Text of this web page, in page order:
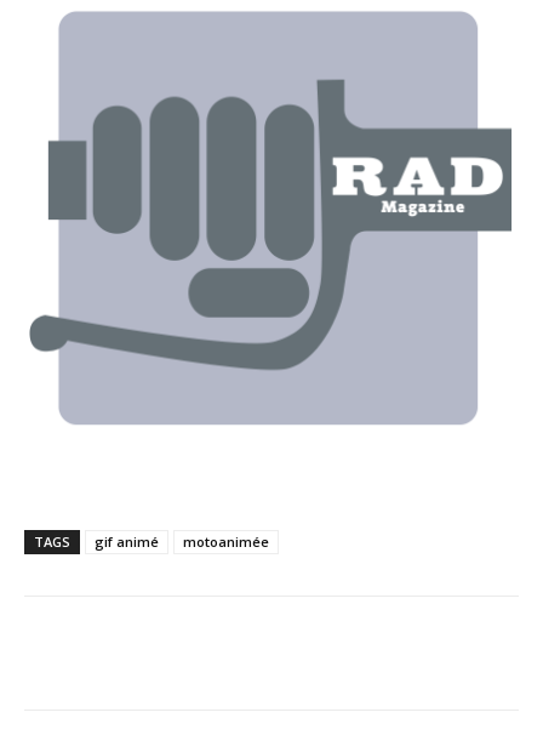
TAGS gif animé motoanimée